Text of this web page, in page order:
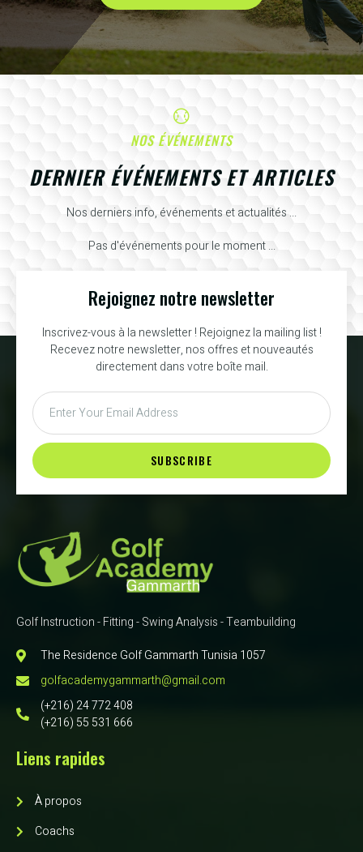
NOS ÉVÉNEMENTS
DERNIER ÉVÉNEMENTS ET ARTICLES
Nos derniers info, événements et actualités ...
Pas d'événements pour le moment ...
Rejoignez notre newsletter
Inscrivez-vous à la newsletter ! Rejoignez la mailing list !
Recevez notre newsletter, nos offres et nouveautés
directement dans votre boîte mail.
SUBSCRIBE
Golf Instruction - Fitting - Swing Analysis - Teambuilding
The Residence Golf Gammarth Tunisia 1057
golfacademygammarth@gmail.com
(+216) 24 772 408
(+216) 55 531 666
Liens rapides
À propos
Coachs